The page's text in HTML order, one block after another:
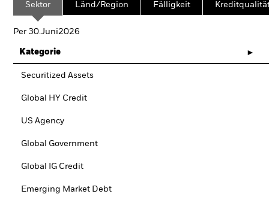
Sektor Länd/Region Fälligkeit
Per 30.Juni2026
Kategorie
Securitized Assets
Global HY Credit
US Agency
Global Government
Global IG Credit
Emerging Market Debt